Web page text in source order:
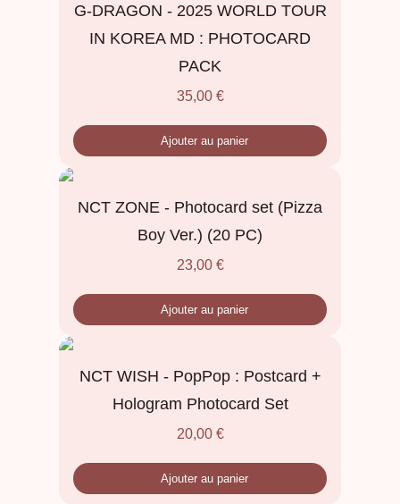
G-DRAGON - 2025 WORLD TOUR
IN KOREA MD : PHOTOCARD
PACK
35,00 €
Ajouter au panier
NCT ZONE - Photocard set (Pizza
Boy Ver.) (20 PC)
23,00 €
Ajouter au panier
NCT WISH - PopPop : Postcard +
Hologram Photocard Set
20,00 €
Ajouter au panier